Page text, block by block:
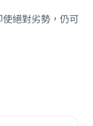
絕對劣勢，仍可